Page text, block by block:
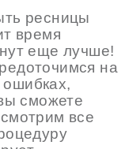
ресницы
время
еще лучше!
на
сможете
все